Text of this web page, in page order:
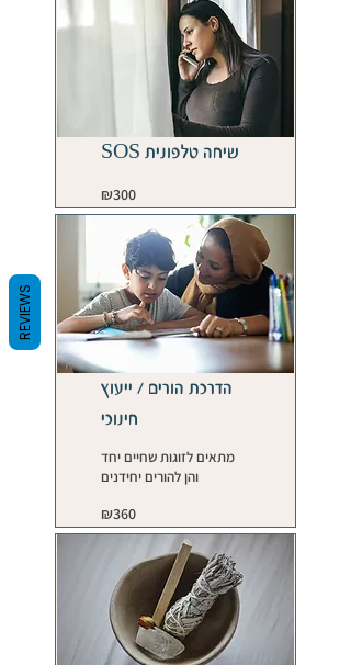
שיחה טלפונית SOS
new
shekels
₪300
הדרכת הורים / ייעוץ
חינוכי
מתאים לזוגות שחיים יחד
והן להורים יחידנים
new
shekels
₪360
REVIEWS